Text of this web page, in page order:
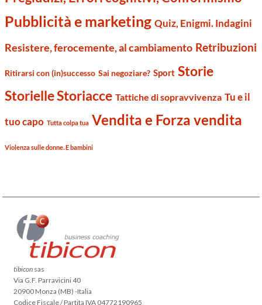
Pubblicità e marketing Quiz, Enigmi. Indagini
Resistere, ferocemente, al cambiamento Retribuzioni
Ritirarsi con (in)successo Sai negoziare? Sport Storie
Storielle Storiacce Tattiche di sopravvivenza Tu e il
tuo capo Tutta colpa tua Vendita e Forza vendita
Violenza sulle donne. E bambini
tibicon sas
Via G.F. Parravicini 40
20900 Monza (MB) -Italia
Codice Fiscale / Partita IVA 04772190965